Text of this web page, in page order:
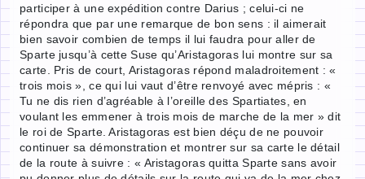
participer à une expédition contre Darius ; celui-ci ne
répondra que par une remarque de bon sens : il aimerait
bien savoir combien de temps il lui faudra pour aller de
Sparte jusqu’à cette Suse qu’Aristagoras lui montre sur sa
carte. Pris de court, Aristagoras répond maladroitement : «
trois mois », ce qui lui vaut d’être renvoyé avec mépris : «
Tu ne dis rien d’agréable à l’oreille des Spartiates, en
voulant les emmener à trois mois de marche de la mer » dit
le roi de Sparte. Aristagoras est bien déçu de ne pouvoir
continuer sa démonstration et montrer sur sa carte le détail
de la route à suivre : « Aristagoras quitta Sparte sans avoir